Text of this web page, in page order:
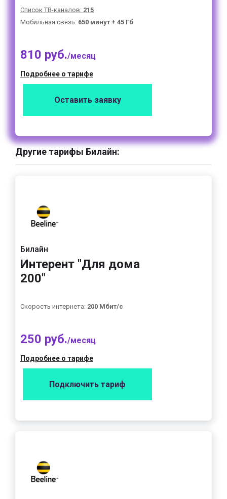
Список ТВ-каналов: 215
Мобильная связь: 650 минут + 45 Гб
810 руб./месяц
Подробнее о тарифе
Оставить заявку
Другие тарифы Билайн:
Билайн
Интерент "Для дома
200"
Скорость интернета: 200 Мбит/с
250 руб./месяц
Подробнее о тарифе
Подключить тариф